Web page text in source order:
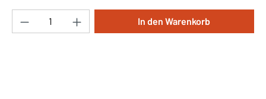
Produkt Anzahl: Gib den gewünschten
In den Warenkorb